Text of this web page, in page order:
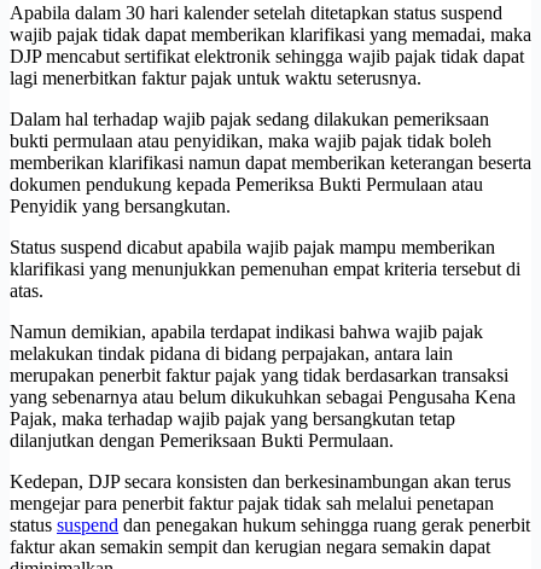
Apabila dalam 30 hari kalender setelah ditetapkan status suspend
wajib pajak tidak dapat memberikan klarifikasi yang memadai, maka
DJP mencabut sertifikat elektronik sehingga wajib pajak tidak dapat
lagi menerbitkan faktur pajak untuk waktu seterusnya.
Dalam hal terhadap wajib pajak sedang dilakukan pemeriksaan
bukti permulaan atau penyidikan, maka wajib pajak tidak boleh
memberikan klarifikasi namun dapat memberikan keterangan beserta
dokumen pendukung kepada Pemeriksa Bukti Permulaan atau
Penyidik yang bersangkutan.
Status suspend dicabut apabila wajib pajak mampu memberikan
klarifikasi yang menunjukkan pemenuhan empat kriteria tersebut di
atas.
Namun demikian, apabila terdapat indikasi bahwa wajib pajak
melakukan tindak pidana di bidang perpajakan, antara lain
merupakan penerbit faktur pajak yang tidak berdasarkan transaksi
yang sebenarnya atau belum dikukuhkan sebagai Pengusaha Kena
Pajak, maka terhadap wajib pajak yang bersangkutan tetap
dilanjutkan dengan Pemeriksaan Bukti Permulaan.
Kedepan, DJP secara konsisten dan berkesinambungan akan terus
mengejar para penerbit faktur pajak tidak sah melalui penetapan
status suspend dan penegakan hukum sehingga ruang gerak penerbit
faktur akan semakin sempit dan kerugian negara semakin dapat